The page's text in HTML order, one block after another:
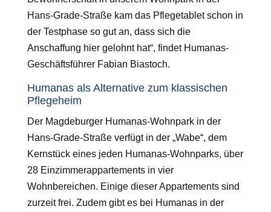
Hans-Grade-Straße kam das Pflegetablet schon in
der Testphase so gut an, dass sich die
Anschaffung hier gelohnt hat“, findet Humanas-
Geschäftsführer Fabian Biastoch.
Humanas als Alternative zum klassischen
Pflegeheim
Der Magdeburger Humanas-Wohnpark in der
Hans-Grade-Straße verfügt in der „Wabe“, dem
Kernstück eines jeden Humanas-Wohnparks, über
28 Einzimmerappartements in vier
Wohnbereichen. Einige dieser Appartements sind
zurzeit frei. Zudem gibt es bei Humanas in der